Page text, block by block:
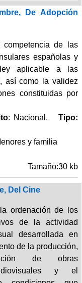
De Adopción
de las
españolas y
aplicable a las
así como la validez
constituidas por
: Nacional. Tipo:
y familia
Tamaño:30 kb
Del Cine
ordenación de los
de la actividad
desarrollada en
de la producción,
de obras
y el